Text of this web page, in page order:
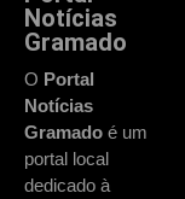
Notícias
Gramado
O Portal
Notícias
Gramado é um
portal local
dedicado à